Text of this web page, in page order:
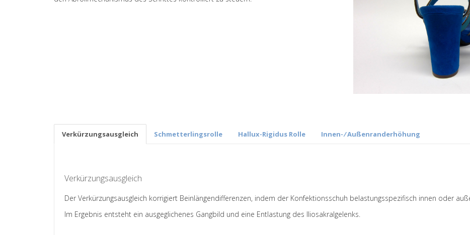
Verkürzungsausgleich Schmetterlingsrolle Hallux-Rigidus Rolle Innen- ⁄ Außenranderhöhung
Verkürzungsausgleich
Der Verkürzungsausgleich korrigiert Beinlängendifferenzen, indem der Konfektionsschuh belastungsspezifisch innen oder
Im Ergebnis entsteht ein ausgeglichenes Gangbild und eine Entlastung des Iliosakralgelenks.